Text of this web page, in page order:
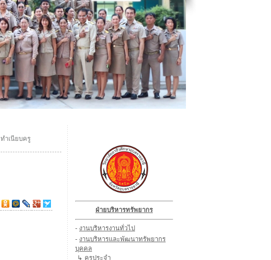
ทำเนียบครู
ฝ่ายบริหารทรัพยากร
- งานบริหารงานทั่วไป
- งานบริหารและพัฒนาทรัพยากร
บุคคล
↳ ครูประจำ